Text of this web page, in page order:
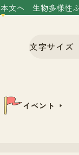
本文へ 生物多様性
文字サイズ
イベント